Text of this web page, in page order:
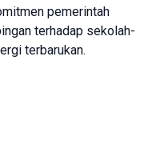
pemerintah
terhadap sekolah-
terbarukan.